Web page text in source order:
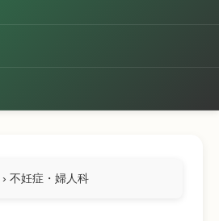
› 不妊症・婦人科